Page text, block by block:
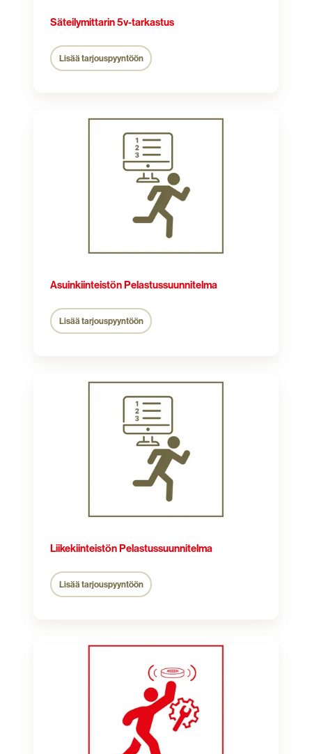
Säteilymittarin 5v-tarkastus
Lisää tarjouspyyntöön
Asuinkiinteistön
Asuinkiinteistön Pelastussuunnitelma
Lisää tarjouspyyntöön
Liikekiinteistön
Liikekiinteistön Pelastussuunnitelma
Lisää tarjouspyyntöön